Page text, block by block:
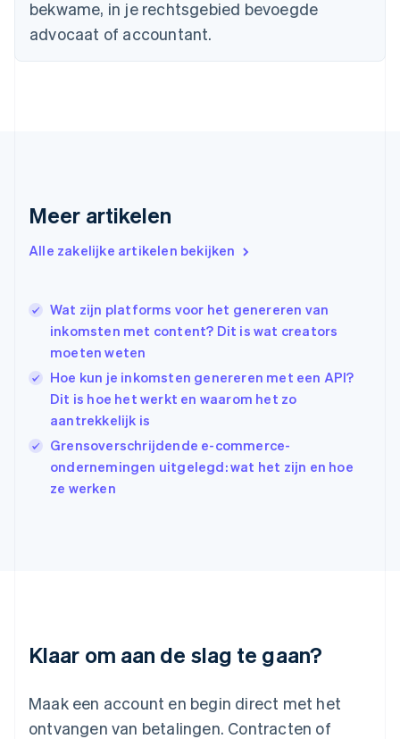
bekwame, in je rechtsgebied bevoegde
advocaat of accountant.
Meer artikelen
Alle zakelijke artikelen bekijken
Wat zijn platforms voor het genereren van
inkomsten met content? Dit is wat creators
moeten weten
Hoe kun je inkomsten genereren met een API?
Dit is hoe het werkt en waarom het zo
aantrekkelijk is
Grensoverschrijdende e-commerce-
ondernemingen uitgelegd: wat het zijn en hoe
ze werken
Klaar om aan de slag te gaan?
Maak een account en begin direct met het
ontvangen van betalingen. Contracten of
Denemarken
English
English
Griekenland
English
Hongkong SAR, China
English简体中文
Ierland
India
English
Italië
Italiano
Japan
日本語 English
Kroatië
FrançaisDeutschEnglish
English
Malta
English